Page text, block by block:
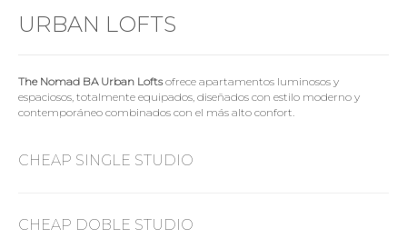
URBAN LOFTS
The Nomad BA Urban Loftsofrece apartamentos luminosos y
espaciosos, totalmente equipados, diseñados con estilo moderno y
contemporáneo combinados con el más alto confort.
CHEAP SINGLE STUDIO
CHEAP DOBLE STUDIO